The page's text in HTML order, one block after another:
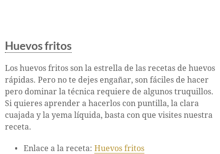
Huevos fritos
Los huevos fritos son la estrella de las recetas de huevos
rápidas. Pero no te dejes engañar, son fáciles de hacer
pero dominar la técnica requiere de algunos truquillos.
Si quieres aprender a hacerlos con puntilla, la clara
cuajada y la yema líquida, basta con que visites nuestra
receta.
Enlace a la receta: Huevos fritos